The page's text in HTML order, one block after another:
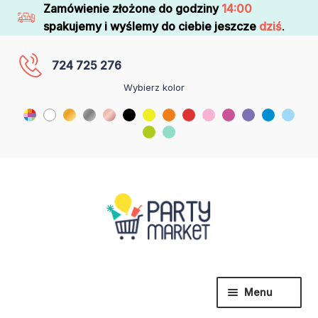
Zamówienie złożone do godziny 14:00
spakujemy i wyślemy do ciebie jeszcze dziś.
724 725 276
Wybierz kolor
Menu